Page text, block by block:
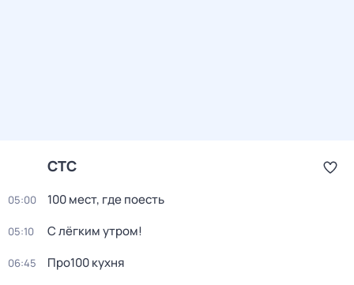
СТС
05:00 100 мест, где поесть
05:10 С лёгким утром!
06:45 Про100 кухня